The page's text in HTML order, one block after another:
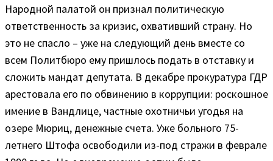
Народной палатой он признал политическую
ответственность за кризис, охвативший страну. Но
это не спасло – уже на следующий день вместе со
всем Политбюро ему пришлось подать в отставку и
сложить мандат депутата. В декабре прокуратура ГДР
арестовала его по обвинению в коррупции: роскошное
имение в Вандлице, частные охотничьи угодья на
озере Мюриц, денежные счета. Уже больного 75-
летнего Штофа освободили из-под стражи в феврале